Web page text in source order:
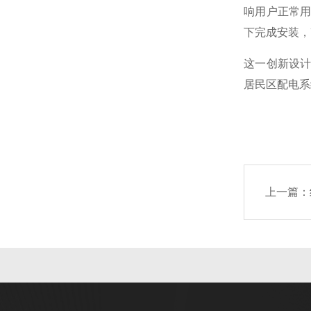
响用户正常
下完成安装
这一创新设
居民区配电
上一篇：